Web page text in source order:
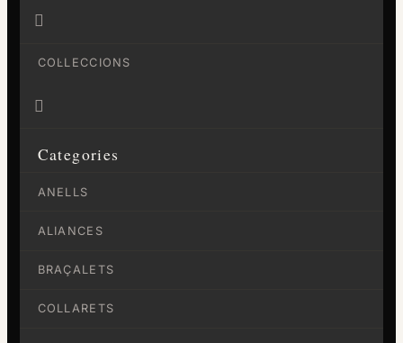

COL·LECCIONS

Categories
ANELLS
ALIANCES
BRAÇALETS
COLLARETS